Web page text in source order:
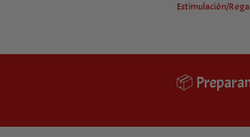
Estimulación/
📦